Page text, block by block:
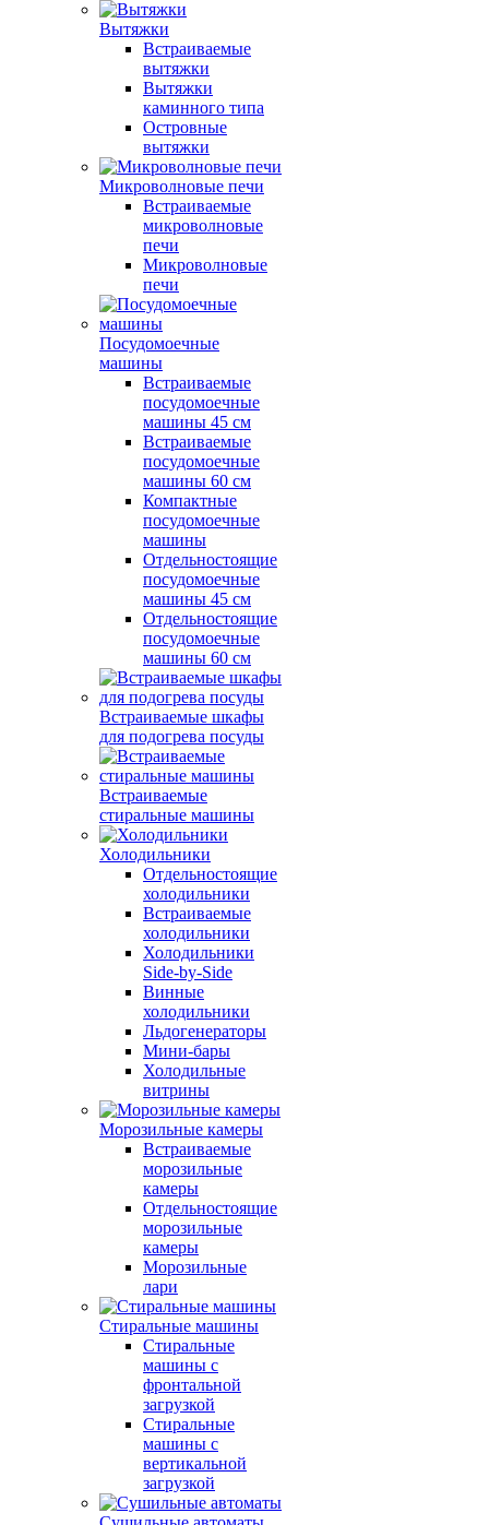
Вытяжки
Встраиваемые
вытяжки
Вытяжки
каминного типа
Островные
вытяжки
Микроволновые печи
Встраиваемые
микроволновые
печи
Микроволновые
печи
Посудомоечные
машины
Встраиваемые
посудомоечные
машины 45 см
Встраиваемые
посудомоечные
машины 60 см
Компактные
посудомоечные
машины
Отдельностоящие
посудомоечные
машины 45 см
Отдельностоящие
посудомоечные
машины 60 см
Встраиваемые шкафы
для подогрева посуды
Встраиваемые
стиральные машины
Холодильники
Отдельностоящие
холодильники
Встраиваемые
холодильники
Холодильники
Side-by-Side
Винные
холодильники
Льдогенераторы
Мини-бары
Холодильные
витрины
Морозильные камеры
Встраиваемые
морозильные
камеры
Отдельностоящие
морозильные
камеры
Морозильные
лари
Стиральные машины
Стиральные
машины с
фронтальной
загрузкой
Стиральные
машины с
вертикальной
загрузкой